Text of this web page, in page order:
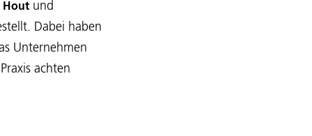
Hout und
Dabei haben
Unternehmen
achten